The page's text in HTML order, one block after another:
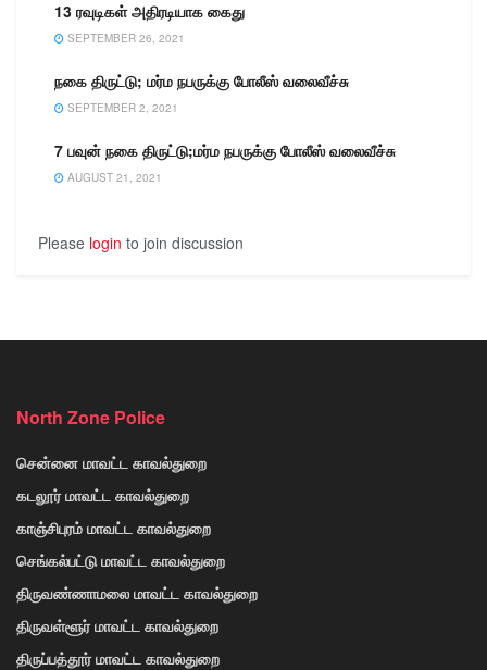
13 ரவுடிகள் அதிரடியாக கைது
SEPTEMBER 26, 2021
நகை திருட்டு; மர்ம நபருக்கு போலீஸ் வலைவீச்சு
SEPTEMBER 2, 2021
7 பவுன் நகை திருட்டு;மர்ம நபருக்கு போலீஸ் வலைவீச்சு
AUGUST 21, 2021
Please login to join discussion
North Zone Police
சென்னை மாவட்ட காவல்துறை
கடலூர் மாவட்ட காவல்துறை
காஞ்சிபுரம் மாவட்ட காவல்துறை
செங்கல்பட்டு மாவட்ட காவல்துறை
திருவண்ணாமலை மாவட்ட காவல்துறை
திருவள்ளூர் மாவட்ட காவல்துறை
திருப்பத்தூர் மாவட்ட காவல்துறை